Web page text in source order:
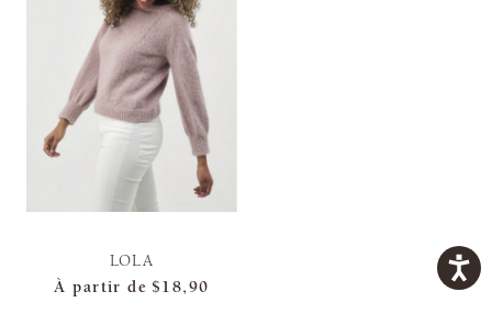
LOLA
À partir de $18,90